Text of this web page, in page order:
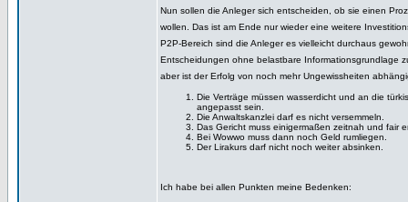
Nun sollen die Anleger sich entscheiden, ob sie einen
wollen. Das ist am Ende nur wieder eine weitere
P2P-Bereich sind die Anleger es vielleicht durchaus
Entscheidungen ohne belastbare Informationsgrundlage
aber ist der Erfolg von noch mehr Ungewissheiten
Die Verträge müssen wasserdicht und an die
angepasst sein.
Die Anwaltskanzlei darf es nicht versemmeln.
Das Gericht muss einigermaßen zeitnah und fair
Bei Wowwo muss dann noch Geld rumliegen.
Der Lirakurs darf nicht noch weiter absinken.
Ich habe bei allen Punkten meine Bedenken: